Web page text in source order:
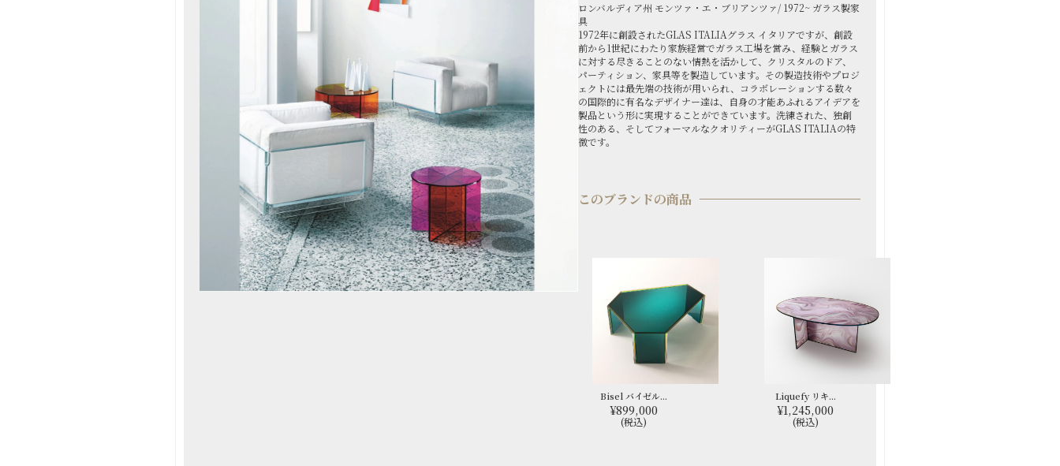
ロンバルディア州 モンツァ・エ・ブリアンツァ/ 1972~ ガラス製家
具
1972年に創設されたGLAS ITALIAグラス イタリアですが、創設
前から1世紀にわたり家族経営でガラス工場を営み、経験とガラス
に対する尽きることのない情熱を活かして、クリスタルのドア、
パーティション、家具等を製造しています。その製造技術やプロジ
ェクトには最先端の技術が用いられ、コラボレーションする数々
の国際的に有名なデザイナー達は、自身の才能あふれるアイデアを
製品という形に実現することができています。洗練された、独創
性のある、そしてフォーマルなクオリティーがGLAS ITALIAの特
徴です。
このブランドの商品
Bisel バイゼル...
¥899,000
(税込)
Liquefy リキ...
¥1,245,000
(税込)